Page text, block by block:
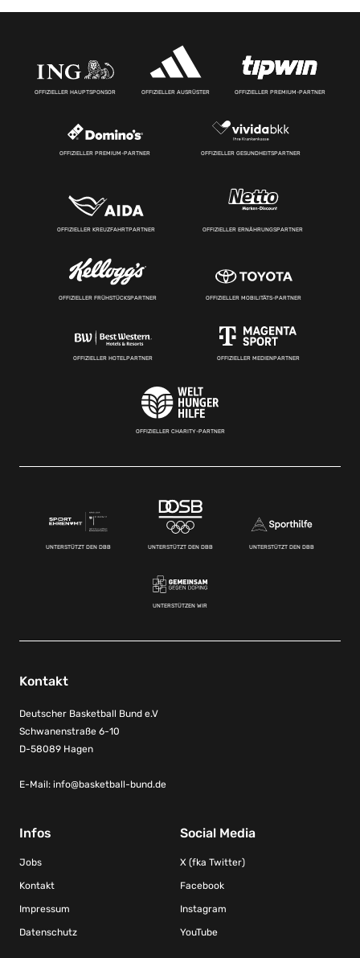
OFFIZIELLER HAUPTSPONSOR OFFIZIELLER AUSRÜSTER OFFIZIELLER PREMIUM-PARTNER
OFFIZIELLER PREMIUM-PARTNER OFFIZIELLER GESUNDHEITSPARTNER
OFFIZIELLER KREUZFAHRTPARTNER OFFIZIELLER ERNÄHRUNGSPARTNER
OFFIZIELLER FRÜHSTÜCKSPARTNER OFFIZIELLER MOBILITÄTS-PARTNER
OFFIZIELLER HOTELPARTNER OFFIZIELLER MEDIENPARTNER
OFFIZIELLER CHARITY-PARTNER
UNTERSTÜTZT DEN DBB UNTERSTÜTZT DEN DBB UNTERSTÜTZT DEN DBB
UNTERSTÜTZEN WIR
Kontakt
Deutscher Basketball Bund e.V
Schwanenstraße 6-10
D-58089 Hagen
E-Mail: info@basketball-bund.de
Infos
Jobs
Kontakt
Impressum
Datenschutz
Social Media
X (fka Twitter)
Facebook
Instagram
YouTube